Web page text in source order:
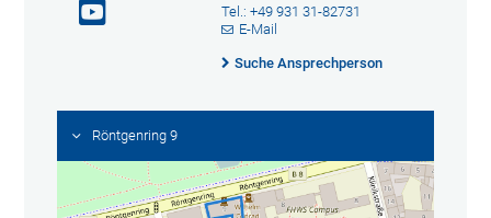
Tel.: +49 931 31-82731
E-Mail
Suche Ansprechperson
Röntgenring 9